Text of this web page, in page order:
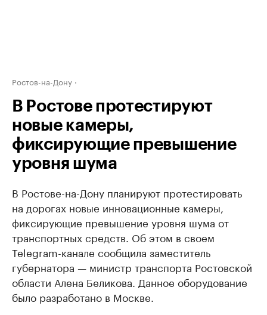
Ростов-на-Дону
В Ростове протестируют
новые камеры,
фиксирующие превышение
уровня шума
В Ростове-на-Дону планируют протестировать
на дорогах новые инновационные камеры,
фиксирующие превышение уровня шума от
транспортных средств. Об этом в своем
Telegram-канале сообщила заместитель
губернатора — министр транспорта Ростовской
области Алена Беликова. Данное оборудование
было разработано в Москве.